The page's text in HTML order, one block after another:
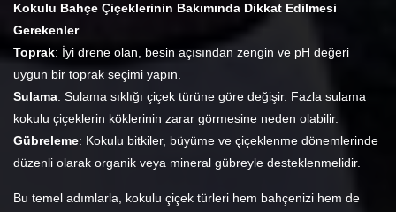
Kokulu Bahçe Çiçeklerinin Bakımında Dikkat Edilmesi
Gerekenler
Toprak: İyi drene olan, besin açısından zengin ve pH değeri
uygun bir toprak seçimi yapın.
Sulama: Sulama sıklığı çiçek türüne göre değişir. Fazla sulama
kokulu çiçeklerin köklerinin zarar görmesine neden olabilir.
Gübreleme: Kokulu bitkiler, büyüme ve çiçeklenme dönemlerinde
düzenli olarak organik veya mineral gübreyle desteklenmelidir.
Bu temel adımlarla, kokulu çiçek türleri hem bahçenizi hem de